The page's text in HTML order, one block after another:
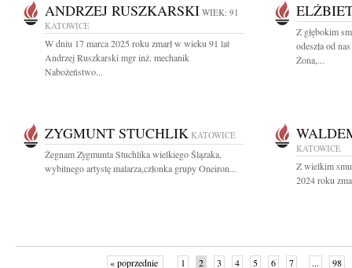
ANDRZEJ RUSZKARSKI WIEK: 91
KATOWICE
W dniu 17 marca 2025 roku zmarł w wieku 91 lat
Andrzej Ruszkarski mgr inż. mechanik
Nabożeństwo...
Z głębokim
odeszła od
Żona,...
ZYGMUNT STUCHLIK KATOWICE
Żegnam Zygmunta Stuchlika wielkiego Ślązaka,
wybitnego artystę malarza,członka grupy Oneiron...
KATOWICE
Z wielkim
2024 roku
« poprzednie 1 2 3 4 5 6 7 ... 98